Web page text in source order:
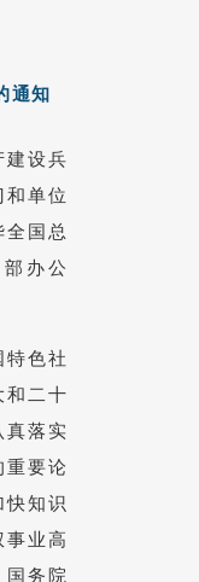
通知
设兵
单位
国总
办公
色社
二十
落实
要论
知识
业高
务院